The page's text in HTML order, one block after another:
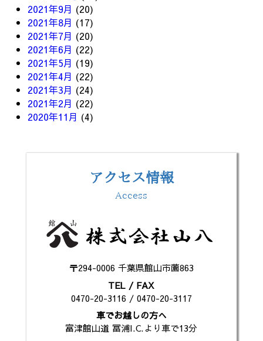
2021年9月 (20)
2021年8月 (17)
2021年7月 (20)
2021年6月 (22)
2021年5月 (19)
2021年4月 (22)
2021年3月 (24)
2021年2月 (22)
2020年11月 (4)
アクセス情報
Access
〒294-0006 千葉県館山市薗863
TEL / FAX
0470-20-3116 / 0470-20-3117
車でお越しの方へ
富津館山道 冨浦I.C.より車で13分